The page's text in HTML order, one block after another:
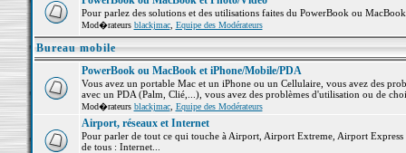
Pour parlez des solutions et des utilisations faites du PowerBook ou
Mod�rateurs blackjmac, Equipe des Modérateurs
Bureau mobile
PowerBook ou MacBook et iPhone/Mobile/PDA
Vous avez un portable Mac et un iPhone ou un Cellulaire, vous avez des
avec un PDA (Palm, Clié,...), vous avez des problèmes d'utilisation ou de
Mod�rateurs blackjmac, Equipe des Modérateurs
Airport, réseaux et Internet
Pour parler de tout ce qui touche à Airport, Airport Extreme, Airport
de tous : Internet...